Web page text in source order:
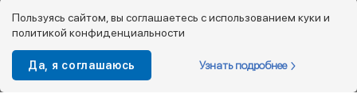
8 800 333 08 45
info@kotofey.ru
Магазины в Москва (50)
Пользуясь сайтом, вы соглашаетесь с использованием куки и
политикой конфиденциальности
Да, я соглашаюсь Узнать подробнее